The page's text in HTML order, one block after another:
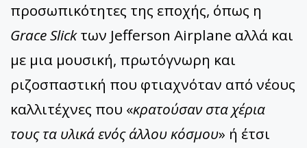
προσωπικότητες της εποχής, όπως η
Grace Slickτων Jefferson Airplane αλλά και
με μια μουσική, πρωτόγνωρη και
ριζοσπαστική που φτιαχνόταν από νέους
καλλιτέχνες που «κρατούσαν στα χέρια
τους τα υλικά ενός άλλου κόσμου» ή έτσι